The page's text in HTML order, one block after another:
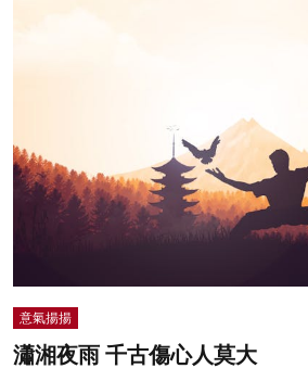
意氣揚揚
瀟湘夜雨 千古傷心人莫大